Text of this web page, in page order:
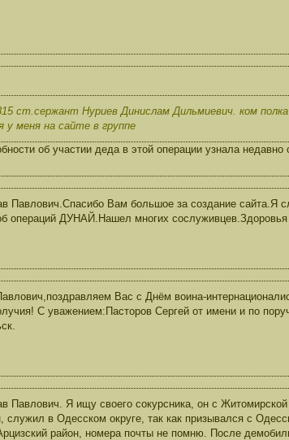
ст.сержант Нуриев Динислам Дильмиевич. ком
меня на сайте в группе
об участии деда в этой операции узнала недавно
Павлович.Спасибо Вам большое за создание
операций ДУНАЙ.Нашел многих
Вас с Днём воина-
С уважением:Пасторов Сергей от имени и по
Павлович. Я ищу своего сокурсника, он с
служил в Одесском округе, так как призывался с
район, номера почты не помню. После